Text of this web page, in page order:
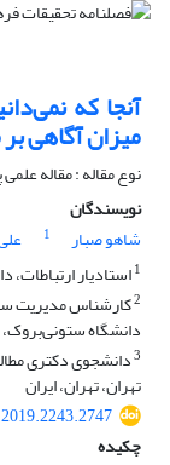
آنجا که
میزان آگاهی
نوع مقاله : مقاله
نویسندگان
شاهو صبار
1
1استادیار ارتباطات،
2کارشناس مدیریت
دانشگاه ستونی‌بروک،
3دانشجوی دکتری
تهران، تهران، ایران
چکیده